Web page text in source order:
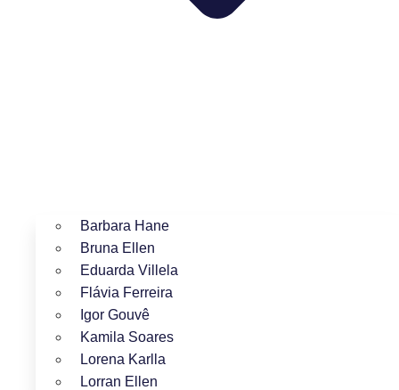
Barbara Hane
Bruna Ellen
Eduarda Villela
Flávia Ferreira
Igor Gouvê
Kamila Soares
Lorena Karlla
Lorran Ellen